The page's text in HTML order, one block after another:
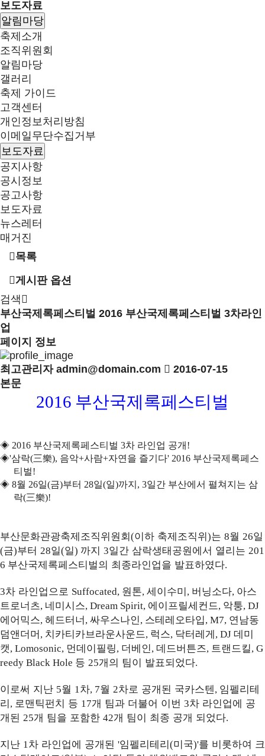
보도자료
알림마당
축제소개
조직위원회
알림마당
갤러리
축제 가이드
고객센터
개인정보처리방침
이메일무단수집거부
보도자료
공지사항
공시정보
공고사항
보도자료
뉴스레터
매거진
목록
게시판 옵션
검색
부산국제록페스티벌 2016 부산국제록페스티벌 3차라인
업
페이지 정보
최고관리자 admin@domain.com
2016-07-15
본문
2016 부산국제록페스티벌
◈ 2016 부산국제록페스티벌 3차 라인업 공개 !
◈'삼락(三樂), 음악+사람+자연을 즐기다' 2016 부산국제록페스
티벌!
◈ 8월 26일(금)부터 28일(일)까지 , 3일간 부산에서 펼쳐지는 삼
락(三樂)!
부산문화관광축제조직위원회(이하 축제조직위)는 8월 26일
(금)부터 28일(일) 까지 3일간 삼락생태공원에서 열리는 201
6 부산국제록페스티벌의 최종라인업을 발표하였다.
3차 라인업으로 Suffocated, 원톤, 세이수미, 버닝소다, 아스
트로너츠, 네미시스, Dream Spirit, 에이프릴세컨드, 악퉁, DJ
에어믹스, 헤드터너, 싸우스나인, 스테레오타입, M7, 연남동
덤앤더머, 치카티카브라운사운드, 럭스, 닥터레게, DJ 데미
캣, Lomosonic, 먼데이필링, 더베인, 데드버튼즈, 트랜드킬, G
reedy Black Hole 등 25개의 팀이 발표되었다.
이로써 지난 5월 1 차, 7월 2차로 공개된 국카스텐, 임펠리테
리, 로맨틱펀치 등 17개 팀과 더불어 이번 3차 라인업에 공
개된 25개 팀을 포함한 42개 팀이 최종 공개 되었다.
지난 1 차 라인업에 공개된 '임펠리테리(미국)'를 비롯하여 크